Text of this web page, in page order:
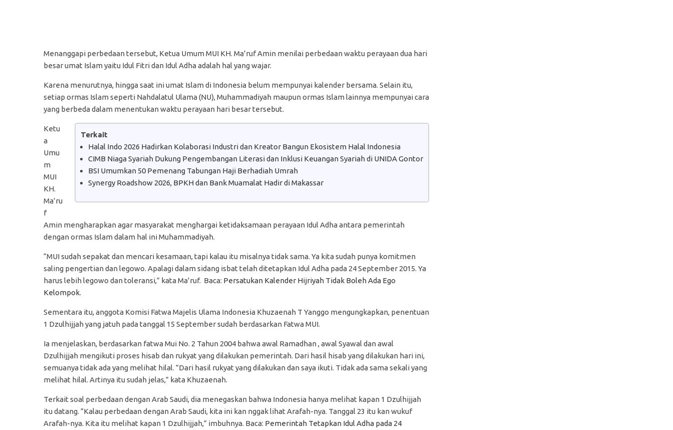
Menanggapi perbedaan tersebut, Ketua Umum MUI KH. Ma’ruf Amin menilai perbedaan waktu perayaan dua hari
besar umat Islam yaitu Idul Fitri dan Idul Adha adalah hal yang wajar.
Karena menurutnya, hingga saat ini umat Islam di Indonesia belum mempunyai kalender bersama. Selain itu,
setiap ormas Islam seperti Nahdalatul Ulama (NU), Muhammadiyah maupun ormas Islam lainnya mempunyai cara
yang berbeda dalam menentukan waktu perayaan hari besar tersebut.
Terkait
Halal Indo 2026 Hadirkan Kolaborasi Industri dan Kreator Bangun Ekosistem Halal Indonesia
CIMB Niaga Syariah Dukung Pengembangan Literasi dan Inklusi Keuangan Syariah di UNIDA Gontor
BSI Umumkan 50 Pemenang Tabungan Haji Berhadiah Umrah
Synergy Roadshow 2026, BPKH dan Bank Muamalat Hadir di Makassar
Ketu
a
Umu
m
MUI
KH.
Ma’ru
f
Amin mengharapkan agar masyarakat menghargai ketidaksamaan perayaan Idul Adha antara pemerintah
dengan ormas Islam dalam hal ini Muhammadiyah.
“MUI sudah sepakat dan mencari kesamaan, tapi kalau itu misalnya tidak sama. Ya kita sudah punya komitmen
saling pengertian dan legowo. Apalagi dalam sidang isbat telah ditetapkan Idul Adha pada 24 September 2015. Ya
harus lebih legowo dan toleransi,” kata Ma’ruf. Baca: Persatukan Kalender Hijriyah Tidak Boleh Ada Ego
Kelompok.
Sementara itu, anggota Komisi Fatwa Majelis Ulama Indonesia Khuzaenah T Yanggo mengungkapkan, penentuan
1 Dzulhijjah yang jatuh pada tanggal 15 September sudah berdasarkan Fatwa MUI.
Ia menjelaskan, berdasarkan fatwa Mui No. 2 Tahun 2004 bahwa awal Ramadhan , awal Syawal dan awal
Dzulhijjah mengikuti proses hisab dan rukyat yang dilakukan pemerintah. Dari hasil hisab yang dilakukan hari ini,
semuanya tidak ada yang melihat hilal. ”Dari hasil rukyat yang dilakukan dan saya ikuti. Tidak ada sama sekali yang
melihat hilal. Artinya itu sudah jelas,” kata Khuzaenah.
Terkait soal perbedaan dengan Arab Saudi, dia menegaskan bahwa Indonesia hanya melihat kapan 1 Dzulhijjah
itu datang. ”Kalau perbedaan dengan Arab Saudi, kita ini kan nggak lihat Arafah-nya. Tanggal 23 itu kan wukuf
Arafah-nya. Kita itu melihat kapan 1 Dzulhijjah,” imbuhnya. Baca: Pemerintah Tetapkan Idul Adha pada 24